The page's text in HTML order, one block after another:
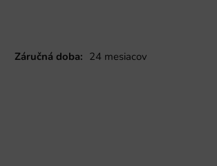
Záručná doba: 24 mesiacov